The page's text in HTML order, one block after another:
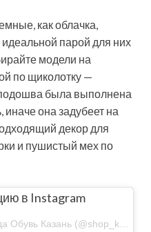
как облачка,
парой для них
модели на
по щиколотку —
была выполнена
иначе она задубеет на
декор для
и пушистый мех по
в Instagram